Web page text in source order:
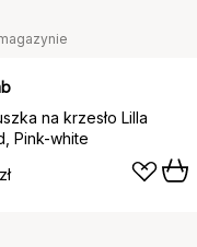
na krzesło Lilla
Pink-white